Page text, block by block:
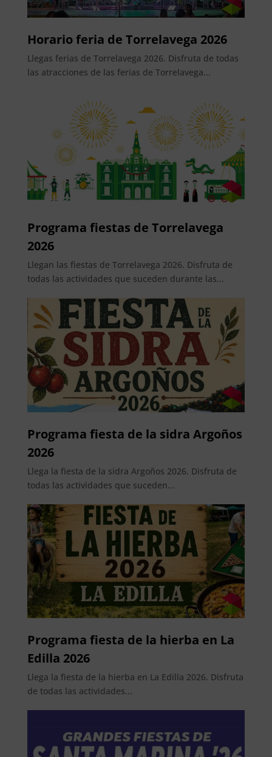
Horario feria de Torrelavega 2026
Llegas ferias de Torrelavega 2026. Disfruta de todas
las atracciones de las ferias de Torrelavega...
Programa fiestas de Torrelavega
2026
Llegan las fiestas de Torrelavega 2026. Disfruta de
todas las actividades que suceden durante las...
Programa fiesta de la sidra Argoños
2026
Llega la fiesta de la sidra Argoños 2026. Disfruta de
todas las actividades que suceden...
Programa fiesta de la hierba en La
Edilla 2026
Llega la fiesta de la hierba en La Edilla 2026. Disfruta
de todas las actividades...